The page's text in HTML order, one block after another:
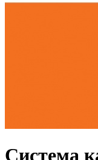
Система